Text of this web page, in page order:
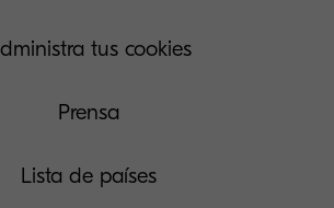
tus cookies
Prensa
Lista de países